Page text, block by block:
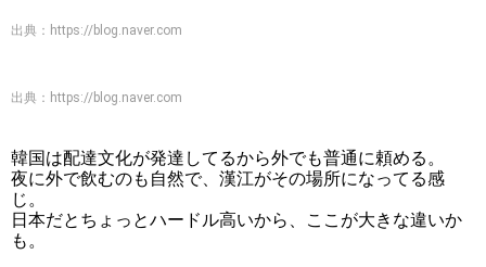
出典： https://blog.naver.com
出典： https://blog.naver.com
韓国は配達文化が発達してるから外でも普通に頼める。
夜に外で飲むのも自然で、漢江がその場所になってる感
じ。
日本だとちょっとハードル高いから、ここが大きな違いか
も。